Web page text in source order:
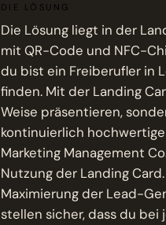
DIE LÖSUNG
Die Lösung liegt in der
mit QR-Code und NFC-
du bist ein Freiberufler in
finden. Mit der Landing
Weise präsentieren,
kontinuierlich
Marketing Management
Nutzung der Landing
Maximierung der Lead-
stellen sicher, dass du